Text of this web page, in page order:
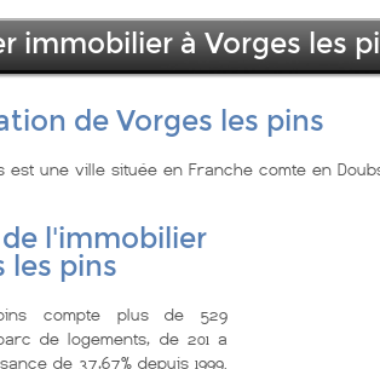
immobilier à Vorges les
de Vorges les pins
est une ville située en Franche comte en
l'immobilier
les pins
compte plus de 529
de logements, de 201 a
de 37,67% depuis 1999.